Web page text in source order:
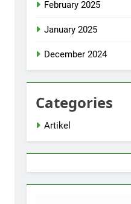
February 2025
January 2025
December 2024
Categories
Artikel